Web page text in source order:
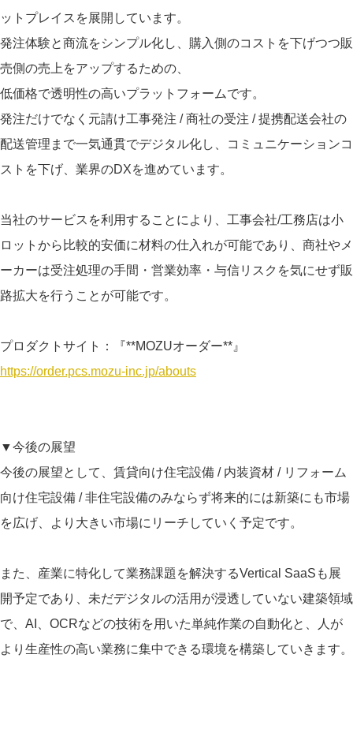
ットプレイスを展開しています。
発注体験と商流をシンプル化し、購入側のコストを下げつつ販
売側の売上をアップするための、
低価格で透明性の高いプラットフォームです。
発注だけでなく元請け工事発注 / 商社の受注 / 提携配送会社の
配送管理まで一気通貫でデジタル化し、コミュニケーションコ
ストを下げ、業界のDXを進めています。
当社のサービスを利用することにより、工事会社/工務店は小
ロットから比較的安価に材料の仕入れが可能であり、商社やメ
ーカーは受注処理の手間・営業効率・与信リスクを気にせず販
路拡大を行うことが可能です。
プロダクトサイト：『**MOZUオーダー**』
https://order.pcs.mozu-inc.jp/abouts
▼今後の展望
今後の展望として、賃貸向け住宅設備 / 内装資材 / リフォーム
向け住宅設備 / 非住宅設備のみならず将来的には新築にも市場
を広げ、より大きい市場にリーチしていく予定です。
また、産業に特化して業務課題を解決するVertical SaaSも展
開予定であり、未だデジタルの活用が浸透していない建築領域
で、AI、OCRなどの技術を用いた単純作業の自動化と、人が
より生産性の高い業務に集中できる環境を構築していきます。